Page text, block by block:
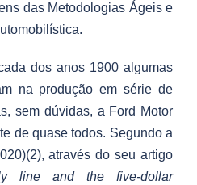
das Metodologias Ágeis e
dos anos 1900 algumas
na produção em série de
sem dúvidas, a Ford Motor
de quase todos. Segundo a
através do seu artigo
line and the five-dollar